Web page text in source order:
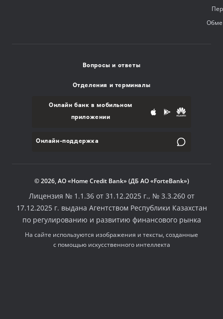
Вопросы и ответы
Отделения и терминалы
Онлайн банк в мобильном
приложении
Онлайн-поддержка
© 2026, АО «Home Credit Bank» (ДБ АО «ForteBank»)
Лицензия № 1.1.36 от 31.12.2025 г., № 3.3.260 от
17.12.2025 г. выдана Агентством Республики Казахстан
по регулированию и развитию финансового рынка
На сайте используются изображения и тексты, созданные
с помощью искусственного интеллекта